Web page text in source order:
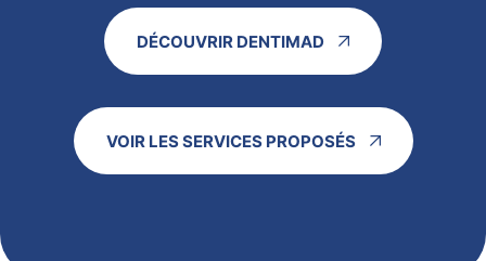
DÉCOUVRIR DENTIMAD
VOIR LES SERVICES PROPOSÉS